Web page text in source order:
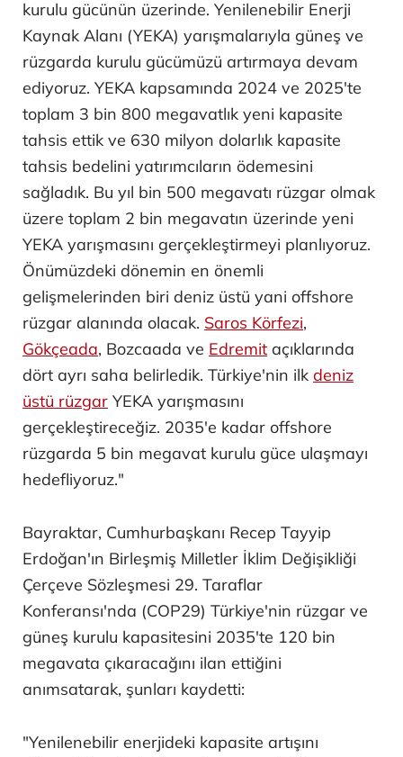
kurulu gücünün üzerinde. Yenilenebilir Enerji
Kaynak Alanı (YEKA) yarışmalarıyla güneş ve
rüzgarda kurulu gücümüzü artırmaya devam
ediyoruz. YEKA kapsamında 2024 ve 2025'te
toplam 3 bin 800 megavatlık yeni kapasite
tahsis ettik ve 630 milyon dolarlık kapasite
tahsis bedelini yatırımcıların ödemesini
sağladık. Bu yıl bin 500 megavatı rüzgar olmak
üzere toplam 2 bin megavatın üzerinde yeni
YEKA yarışmasını gerçekleştirmeyi planlıyoruz.
Önümüzdeki dönemin en önemli
gelişmelerinden biri deniz üstü yani offshore
rüzgar alanında olacak. Saros Körfezi,
Gökçeada, Bozcaada ve Edremit açıklarında
dört ayrı saha belirledik. Türkiye'nin ilk deniz
üstü rüzgar YEKA yarışmasını
gerçekleştireceğiz. 2035'e kadar offshore
rüzgarda 5 bin megavat kurulu güce ulaşmayı
hedefliyoruz."
Bayraktar, Cumhurbaşkanı Recep Tayyip
Erdoğan'ın Birleşmiş Milletler İklim Değişikliği
Çerçeve Sözleşmesi 29. Taraflar
Konferansı'nda (COP29) Türkiye'nin rüzgar ve
güneş kurulu kapasitesini 2035'te 120 bin
megavata çıkaracağını ilan ettiğini
anımsatarak, şunları kaydetti:
"Yenilenebilir enerjideki kapasite artışını